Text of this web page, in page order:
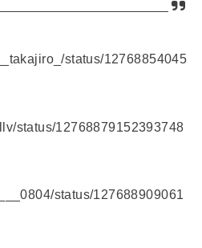
status/12768854045
status/12768879152393748
status/127688909061